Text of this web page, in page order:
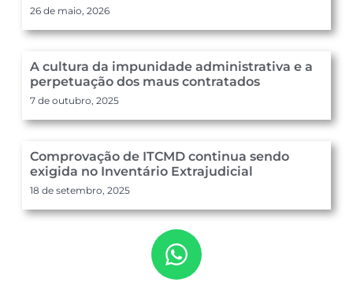
26 de maio, 2026
A cultura da impunidade administrativa e a
perpetuação dos maus contratados
7 de outubro, 2025
Comprovação de ITCMD continua sendo
exigida no Inventário Extrajudicial
18 de setembro, 2025